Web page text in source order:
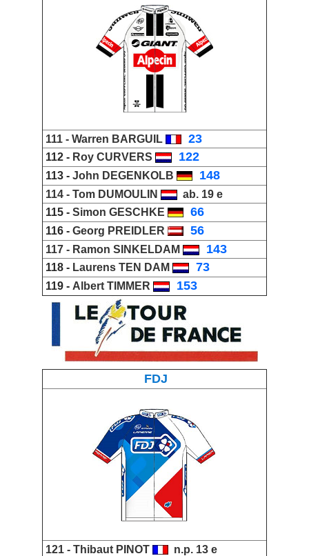
111 - Warren BARGUIL 23
112 - Roy CURVERS 122
113 - John DEGENKOLB 148
114 - Tom DUMOULIN
ab. 19 e
115 - Simon GESCHKE 66
116 - Georg PREIDLER 56
117 - Ramon SINKELDAM 143
118 - Laurens TEN DAM 73
119 - Albert TIMMER 153
FDJ
121 - Thibaut PINOT
n.p. 13 e